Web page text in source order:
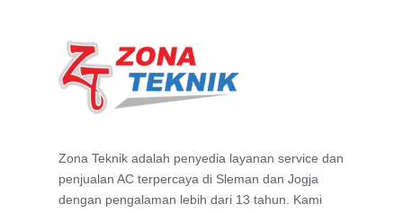
Zona Teknik adalah penyedia layanan service dan
penjualan AC terpercaya di Sleman dan Jogja
dengan pengalaman lebih dari 13 tahun. Kami